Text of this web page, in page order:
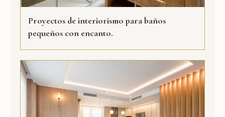
Proyectos de interiorismo para baños
pequeños con encanto.